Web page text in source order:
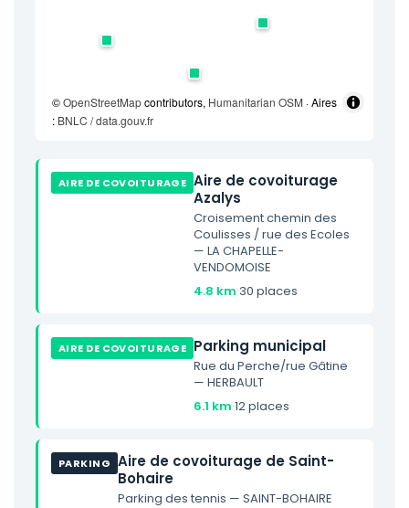
©OpenStreetMapcontributors, Humanitarian OSM · Aires
: BNLC / data.gouv.fr
AIRE DE COVOITURAGE Aire de covoiturage
Azalys
Croisement chemin des
Coulisses / rue des Ecoles
— LA CHAPELLE-
VENDOMOISE
4.8 km·30 places
AIRE DE COVOITURAGE Parking municipal
Rue du Perche/rue Gâtine
— HERBAULT
6.1 km·12 places
PARKING Aire de covoiturage de Saint-
Bohaire
Parking des tennis — SAINT-BOHAIRE